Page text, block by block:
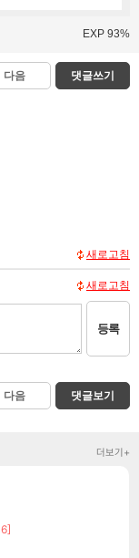
EXP 93%
다음 댓글쓰기
새로고침
새로고침
등록
다음 댓글보기
더보기+